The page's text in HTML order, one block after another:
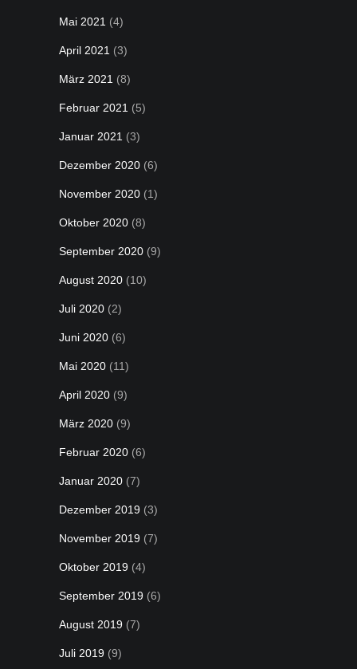
Mai 2021 (4)
April 2021 (3)
März 2021 (8)
Februar 2021 (5)
Januar 2021 (3)
Dezember 2020 (6)
November 2020 (1)
Oktober 2020 (8)
September 2020 (9)
August 2020 (10)
Juli 2020 (2)
Juni 2020 (6)
Mai 2020 (11)
April 2020 (9)
März 2020 (9)
Februar 2020 (6)
Januar 2020 (7)
Dezember 2019 (3)
November 2019 (7)
Oktober 2019 (4)
September 2019 (6)
August 2019 (7)
Juli 2019 (9)